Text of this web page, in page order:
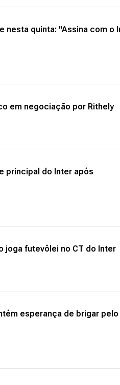
nesta quinta: "Assina com o
em negociação por Rithely
principal do Inter após
joga futevôlei no CT do Inter
esperança de brigar pelo